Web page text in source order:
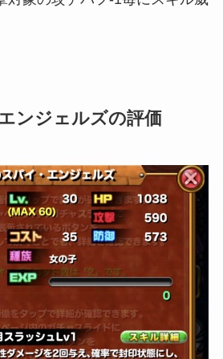
ンジェルズの評価